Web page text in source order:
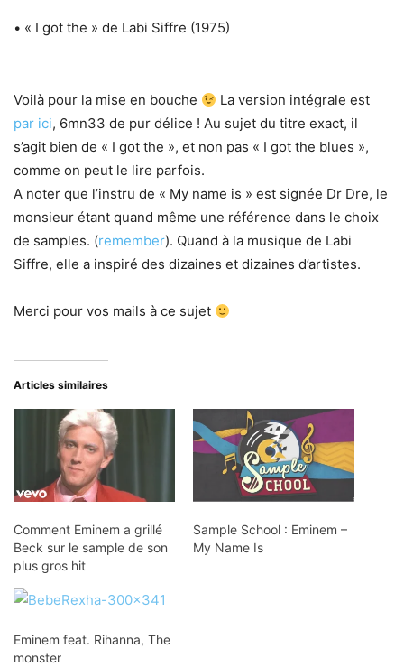
• « I got the » de Labi Siffre (1975)
Voilà pour la mise en bouche
La version intégrale est
par ici, 6mn33 de pur délice ! Au sujet du titre exact, il
s’agit bien de « I got the », et non pas « I got the blues »,
comme on peut le lire parfois.
A noter que l’instru de « My name is » est signée Dr Dre, le
monsieur étant quand même une référence dans le choix
de samples. (remember). Quand à la musique de Labi
Siffre, elle a inspiré des dizaines et dizaines d’artistes.
Merci pour vos mails à ce sujet
Articles similaires
Comment Eminem a grillé
Beck sur le sample de son
plus gros hit
Sample School : Eminem –
My Name Is
Eminem feat. Rihanna, The
monster